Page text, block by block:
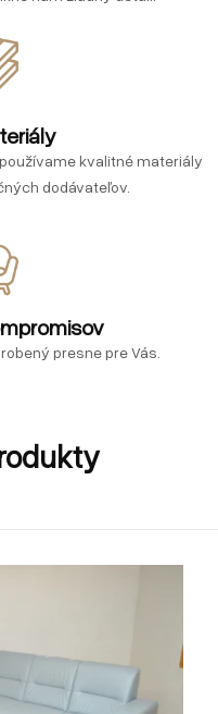
kvalitné materiály
dodávateľov.
presne pre Vás.